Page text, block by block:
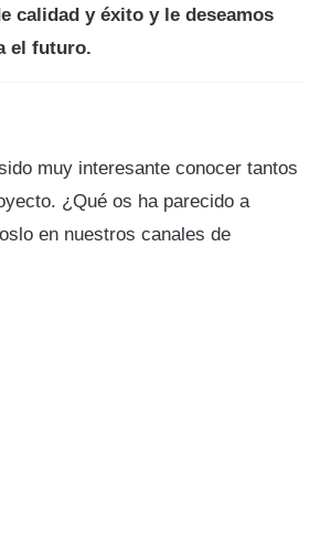
calidad y éxito y le deseamos
el futuro.
muy interesante conocer tantos
¿Qué os ha parecido a
en nuestros canales de